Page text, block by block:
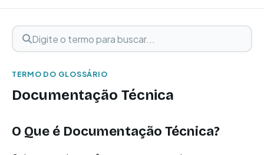
Buscar termo
Digite o termo para buscar
TERMO DO GLOSSÁRIO
Documentação Técnica
O Que é Documentação Técnica?